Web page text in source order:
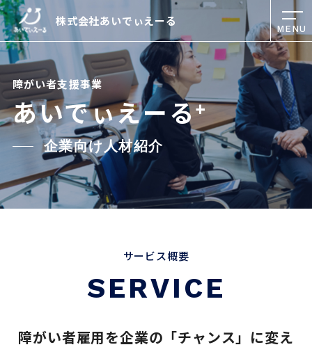
株式会社あいでぃえーる
MENU
障がい者支援事業
あいでぃえーる+
企業向け人材紹介
サービス概要
SERVICE
障がい者雇用を企業の「チャンス」に変え